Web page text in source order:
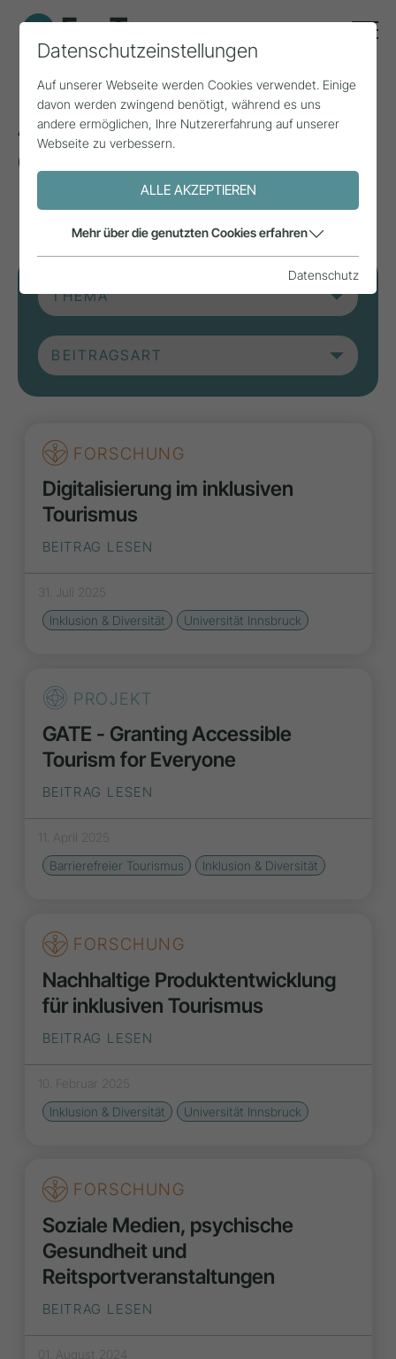
Aktuelle Beiträge aus
der Forschung, Praxis
und aus Projekten.
FORSCHUNG
Digitalisierung im inklusiven
Tourismus
BEITRAG LESEN
31. Juli 2025
Inklusion & Diversität
Universität Innsbruck
PROJEKT
GATE - Granting Accessible
Tourism for Everyone
BEITRAG LESEN
11. April 2025
Barrierefreier Tourismus
Inklusion & Diversität
FORSCHUNG
Nachhaltige Produktentwicklung
für inklusiven Tourismus
BEITRAG LESEN
10. Februar 2025
Inklusion & Diversität
Universität Innsbruck
FORSCHUNG
Soziale Medien, psychische
Gesundheit und
Reitsportveranstaltungen
BEITRAG LESEN
01. August 2024
Datenschutzeinstellungen
Auf unserer Webseite werden Cookies verwendet. Einige
davon werden zwingend benötigt, während es uns
andere ermöglichen, Ihre Nutzererfahrung auf unserer
Webseite zu verbessern.
ALLE AKZEPTIEREN
Mehr über die genutzten Cookies erfahren
Datenschutz